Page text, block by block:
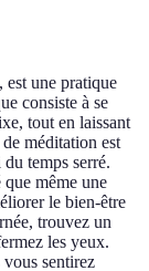
une pratique
consiste à se
tout en laissant
méditation est
temps serré.
que même une
le bien-être
trouvez un
les yeux.
sentirez